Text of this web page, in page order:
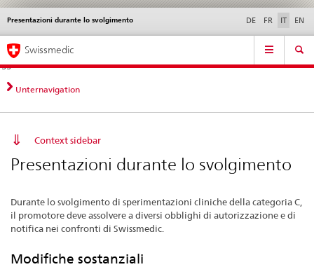
Navigazione
diretta:
novità,
aspetti
contatto
Novità &
norme
Contatto | Supporto &
aiuto
Presentazioni durante lo svolgimento DE FR IT EN
Service
Navigation
Swissmedic
Unternavigation
Context sidebar
Presentazioni durante lo svolgimento
Durante lo svolgimento di sperimentazioni cliniche della categoria C,
il promotore deve assolvere a diversi obblighi di autorizzazione e di
notifica nei confronti di Swissmedic.
Modifiche sostanziali